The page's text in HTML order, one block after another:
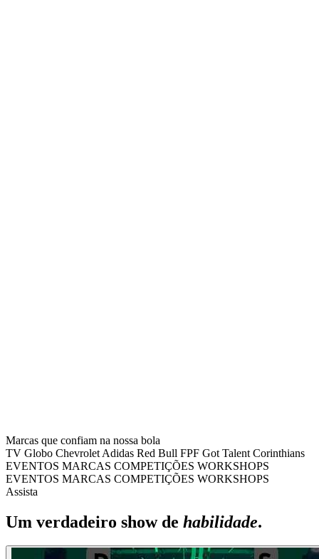
Marcas que confiam na nossa bola
TV Globo Chevrolet Adidas Red Bull FPF Got Talent Corinthians
EVENTOS MARCAS COMPETIÇÕES WORKSHOPS
EVENTOS MARCAS COMPETIÇÕES WORKSHOPS
Assista
Um verdadeiro show de habilidade.